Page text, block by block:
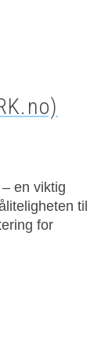
en viktig
til
for